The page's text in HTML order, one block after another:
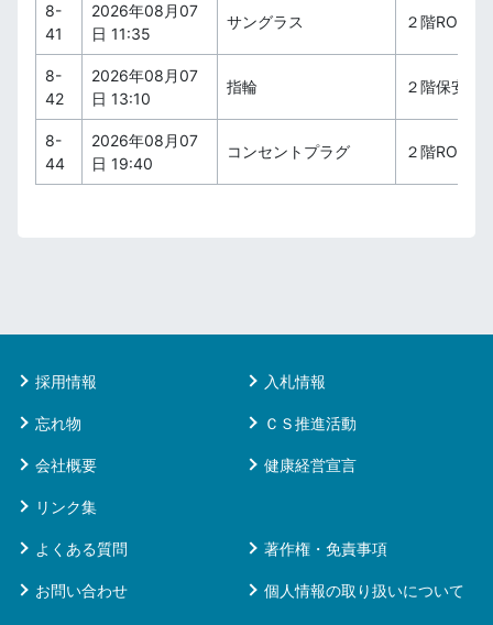
8-
41
2026年08月07
日 11:35
サングラス ２階
8-
42
2026年08月07
日 13:10
指輪 ２階保安検
8-
44
2026年08月07
日 19:40
コンセントプラグ ２階
採用情報 入札情報
忘れ物 ＣＳ推進活動
会社概要 健康経営宣言
リンク集
よくある質問 著作権・免責事項
お問い合わせ 個人情報の取り扱いについて